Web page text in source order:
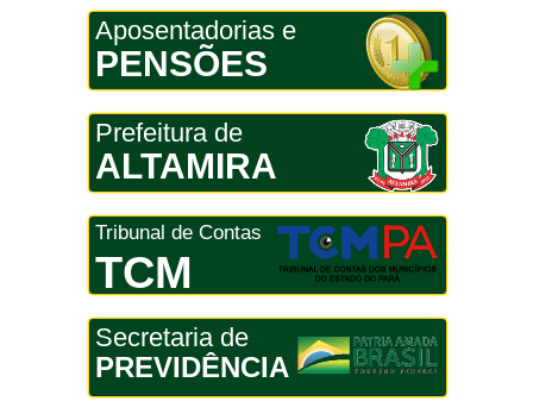
Aposentadorias e
PENSÕES
Prefeitura de
ALTAMIRA
Tribunal de Contas
TCM
Secretaria de
PREVIDÊNCIA